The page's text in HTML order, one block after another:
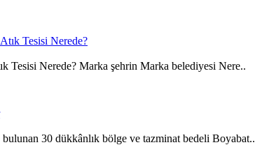
Tesisi Nerede? Marka şehrin Marka belediyesi Nere..
30 dükkânlık bölge ve tazminat bedeli Boyabat..